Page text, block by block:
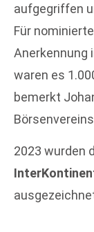
aufgegriffen
Für
Anerkennung
waren es
bemerkt
2023 wurden